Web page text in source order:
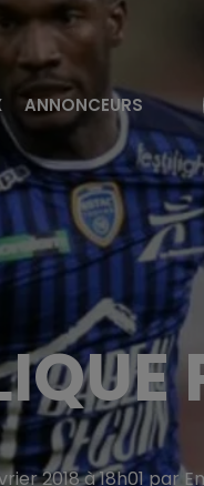
ANNONCEURS
2018 à 18h01 par